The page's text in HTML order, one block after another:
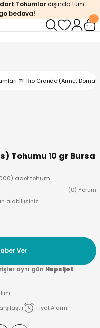
Tohumlardışında tüm
bedava!
Rio Grande (Armut
Tohumu 10 gr Bursa
adet tohum
(0) Yorum
alabilirsiniz.
Ver
aynı gün Hepsijet
Fiyat Alarmı